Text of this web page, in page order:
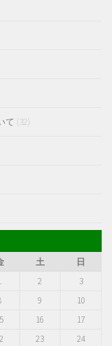
て (32)
土 日
2
3
9
10
16
17
23
24